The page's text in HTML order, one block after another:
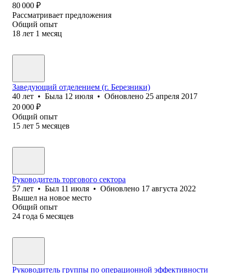
80 000 ₽
Рассматривает предложения
Общий опыт
18 лет 1 месяц
Заведующий отделением (г. Березники)
40 лет • Была 12 июля • Обновлено 25 апреля 2017
20 000 ₽
Общий опыт
15 лет 5 месяцев
Руководитель торгового сектора
57 лет • Был 11 июля • Обновлено 17 августа 2022
Вышел на новое место
Общий опыт
24 года 6 месяцев
Руководитель группы по операционной эффективности